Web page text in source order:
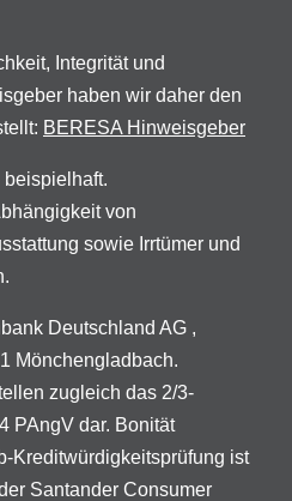
Integrität und
haben wir daher den
BERESA Hinweisgeber
von
sowie Irrtümer und
Deutschland AG ,
Mönchengladbach.
zugleich das 2/3-
PAngV dar. Bonität
Kreditwürdigkeitsprüfung ist
Santander Consumer